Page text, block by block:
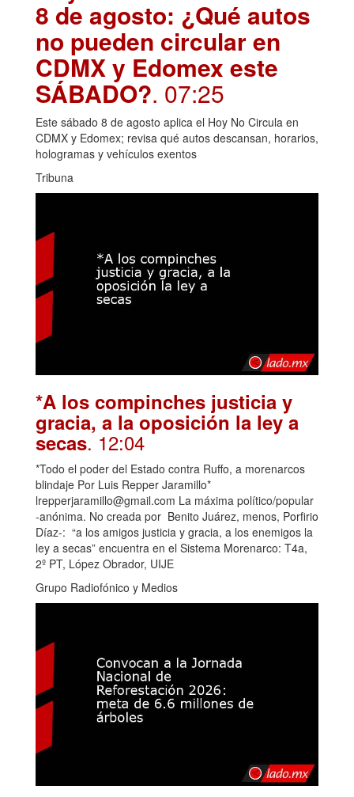
8 de agosto: ¿Qué autos
no pueden circular en
CDMX y Edomex este
SÁBADO?. 07:25
Este sábado 8 de agosto aplica el Hoy No Circula en
CDMX y Edomex; revisa qué autos descansan, horarios,
hologramas y vehículos exentos
Tribuna
*A los compinches justicia y
gracia, a la oposición la ley a
secas. 12:04
*Todo el poder del Estado contra Ruffo, a morenarcos
blindaje Por Luis Repper Jaramillo*
lrepperjaramillo@gmail.com La máxima político/popular
-anónima. No creada por Benito Juárez, menos, Porfirio
Díaz-: “a los amigos justicia y gracia, a los enemigos la
ley a secas” encuentra en el Sistema Morenarco: T4a,
2º PT, López Obrador, UIJE
Grupo Radiofónico y Medios